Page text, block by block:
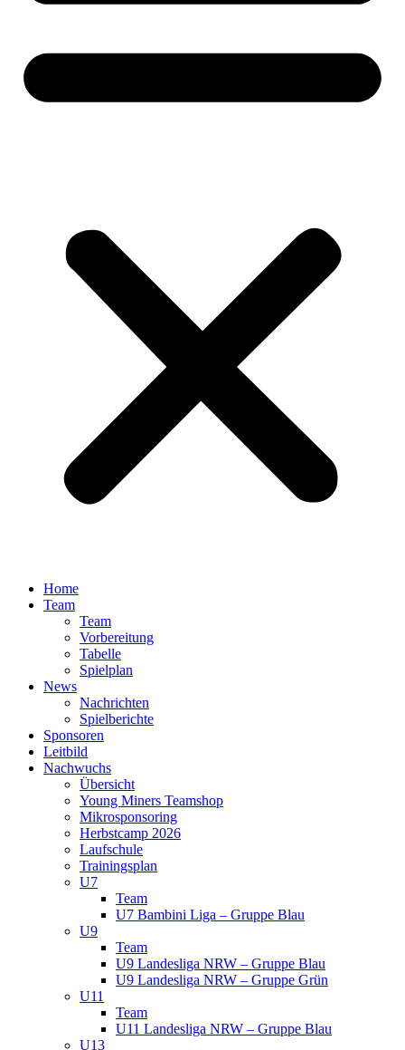
Home
Team
Team
Vorbereitung
Tabelle
Spielplan
News
Nachrichten
Spielberichte
Sponsoren
Leitbild
Nachwuchs
Übersicht
Young Miners Teamshop
Mikrosponsoring
Herbstcamp 2026
Laufschule
Trainingsplan
U7
Team
U7 Bambini Liga – Gruppe Blau
U9
Team
U9 Landesliga NRW – Gruppe Blau
U9 Landesliga NRW – Gruppe Grün
U11
Team
U11 Landesliga NRW – Gruppe Blau
U13